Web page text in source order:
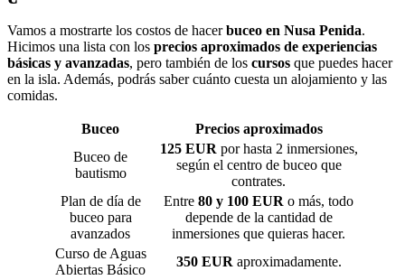
Vamos a mostrarte los costos de hacerbuceo en Nusa Penida.
Hicimos una lista con los precios aproximados de experiencias
básicas y avanzadas, pero también de los cursos que puedes hacer
en la isla. Además, podrás saber cuánto cuesta un alojamiento y las
comidas.
Buceo
Precios aproximados
Buceo de
bautismo
125 EUR por hasta 2 inmersiones,
según el centro de buceo que
contrates.
Plan de día de
buceo para
avanzados
Entre 80 y 100 EUR o más, todo
depende de la cantidad de
inmersiones que quieras hacer.
Curso de Aguas
Abiertas Básico
350 EUR aproximadamente.